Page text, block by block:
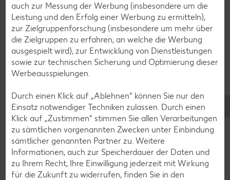
Glutenfreie Rezepte
Wer auf Gluten verzichtet, muss nicht automatisch auf
Vielfalt und Geschmack verzichten. Ob süß oder herzhaft –
mit unseren glutenfreien Rezepten zauberst du dir Gerichte,
die nicht nur verträglich, sondern auch richtig lecker sind.
auch zur Messung der Werbung (insbesondere um die
Leistung und den Erfolg einer Werbung zu ermitteln),
zur Zielgruppenforschung (insbesondere um mehr über
die Zielgruppen zu erfahren, an welche die Werbung
ausgespielt wird), zur Entwicklung von Dienstleistungen
sowie zur technischen Sicherung und Optimierung dieser
Werbeausspielungen.
Durch einen Klick auf „Ablehnen“ können Sie nur den
Einsatz notwendiger Techniken zulassen. Durch einen
Klick auf „Zustimmen“ stimmen Sie allen Verarbeitungen
zu sämtlichen vorgenannten Zwecken unter Einbindung
sämtlicher genannten Partner zu. Weitere
Informationen, auch zur Speicherdauer der Daten und
zu Ihrem Recht, Ihre Einwilligung jederzeit mit Wirkung
für die Zukunft zu widerrufen, finden Sie in den